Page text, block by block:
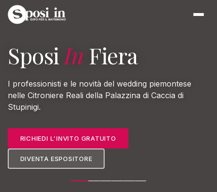
Sposi In Fiera
I professionisti e le novità del wedding piemontese
nelle Citroniere Reali della Palazzina di Caccia di
Stupinigi.
RICHIEDI L'INVITO GRATUITO
DIVENTA ESPOSITORE